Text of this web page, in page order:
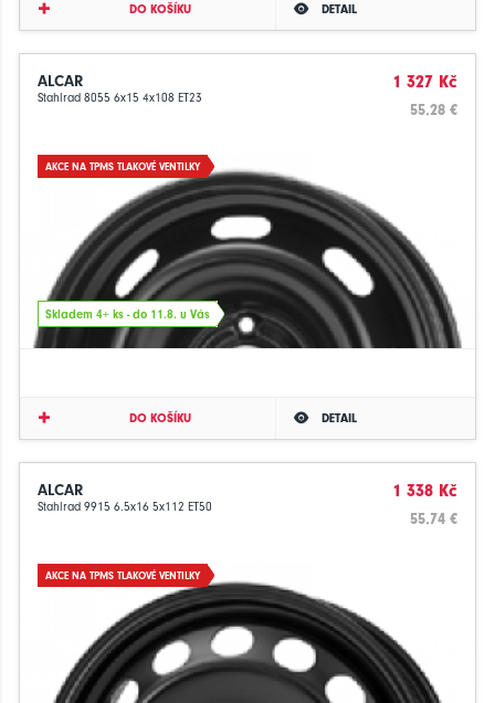
DO KOŠÍKU DETAIL
ALCAR
Stahlrad 8055 6x15 4x108 ET23
1 327 Kč
55.28 €
AKCE NA TPMS TLAKOVÉ VENTILKY
Skladem 4+ ks - do 11.8. u Vás
DO KOŠÍKU DETAIL
ALCAR
Stahlrad 9915 6.5x16 5x112 ET50
1 338 Kč
55.74 €
AKCE NA TPMS TLAKOVÉ VENTILKY